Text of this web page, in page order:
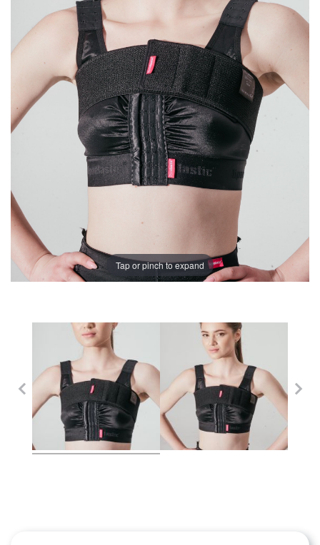
Tap or pinch to expand